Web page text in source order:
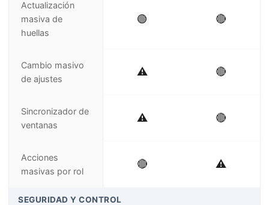
Actualización
masiva de
huellas
🟢 🔴
Cambio masivo
de ajustes
⚠️ 🔴
Sincronizador de
ventanas
⚠️ 🔴
Acciones
masivas por rol
🔴 ⚠️
SEGURIDAD Y CONTROL